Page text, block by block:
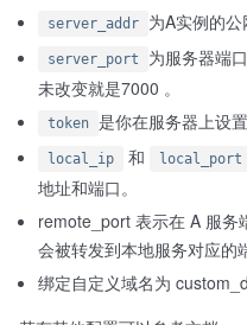
server_addr 为A实例的公
server_port
为服务器端
未改变就是7000 。
token 是你在服务器上设
local_ip 和 local_port
地址和端口。
remote_port 表示在 A 服务
会被转发到本地服务对应的
绑定自定义域名为